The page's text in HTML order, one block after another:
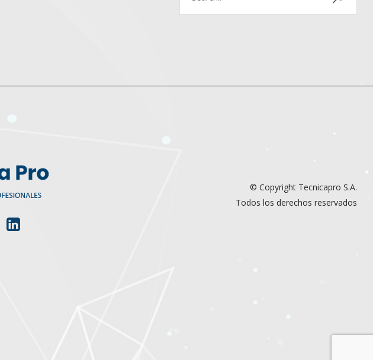
© Copyright Tecnicapro S.A.
Todos los derechos reservados